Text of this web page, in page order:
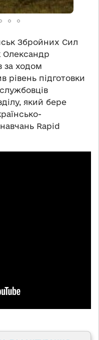
Збройних Сил
Олександр
за ходом
рівень підготовки
який бере
Rapid